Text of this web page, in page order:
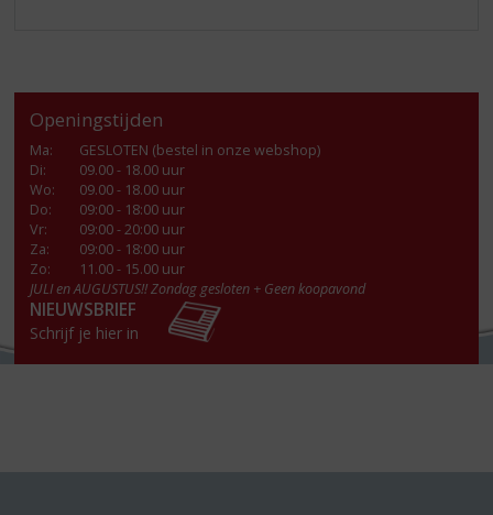
Openingstijden
Ma:
GESLOTEN (bestel in onze webshop)
Di:
09.00 - 18.00 uur
Wo:
09.00 - 18.00 uur
Do:
09:00 - 18:00 uur
Vr:
09:00 - 20:00 uur
Za:
09:00 - 18:00 uur
Zo:
11.00 - 15.00 uur
JULI en AUGUSTUS!! Zondag gesloten + Geen koopavond
NIEUWSBRIEF
Schrijf je hier in